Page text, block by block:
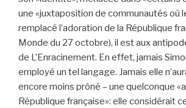
une «juxtaposition de communautés où
remplacé l’adoration de la République
Monde du 27 octobre), il est aux
de L’Enracinement. En effet, jamais
employé un tel langage. Jamais elle
encore moins prôné – une quelconque
République française»: elle considérait